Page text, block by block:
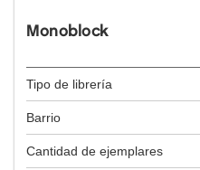
Monoblock
Tipo de librería
Barrio
Cantidad de ejemplares